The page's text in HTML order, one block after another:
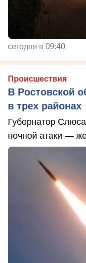
сегодня в 09:40
Происшествия
В Ростовской
в трех районах
Губернатор
ночной атаки —